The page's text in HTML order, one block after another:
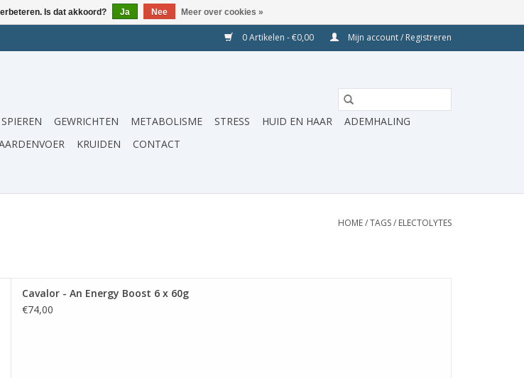
0 Artikelen - €0,00 Mijn account / Registreren
SPIEREN GEWRICHTEN METABOLISME STRESS HUID EN HAAR
ADEMHALING
KRUIDEN CONTACT
HOME/TAGS/ ELECTOLYTES
Cavalor - An Energy Boost 6 x 60g
€74,00
Is dat akkoord? Ja Nee Meer over cookies »